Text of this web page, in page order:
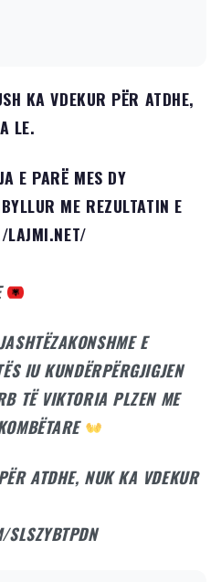
KA VDEKUR PËR ATDHE,
LE.
E PARË MES DY
ME REZULTATIN E
LAJMI.NET/
E
IU KUNDËRPËRGJIGJEN
TË VIKTORIA PLZEN ME
ATDHE, NUK KA VDEKUR
SLSZYBTPDN